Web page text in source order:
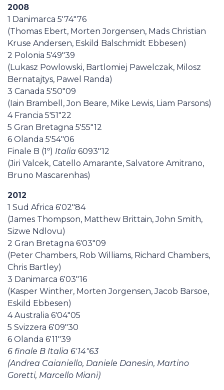
2008
1 Danimarca 5'74"76
(Thomas Ebert, Morten Jorgensen, Mads Christian
Kruse Andersen, Eskild Balschmidt Ebbesen)
2 Polonia 5'49"39
(Lukasz Powlowski, Bartlomiej Pawelczak, Milosz
Bernatajtys, Pawel Randa)
3 Canada 5'50"09
(Iain Brambell, Jon Beare, Mike Lewis, Liam Parsons)
4 Francia 5'51"22
5 Gran Bretagna 5'55"12
6 Olanda 5'54"06
Finale B (1º) Italia 6093"12
(Jiri Valcek, Catello Amarante, Salvatore Amitrano,
Bruno Mascarenhas)
2012
1 Sud Africa 6'02"84
(James Thompson, Matthew Brittain, John Smith,
Sizwe Ndlovu)
2 Gran Bretagna 6'03"09
(Peter Chambers, Rob Williams, Richard Chambers,
Chris Bartley)
3 Danimarca 6'03"16
(Kasper Winther, Morten Jorgensen, Jacob Barsoe,
Eskild Ebbesen)
4 Australia 6'04"05
5 Svizzera 6'09"30
6 Olanda 6'11"39
6 finale B Italia 6'14"63
(Andrea Caianiello, Daniele Danesin, Martino
Goretti, Marcello Miani)